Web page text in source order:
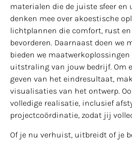
materialen die de juiste sfeer en
denken mee over akoestische
lichtplannen die comfort, rust
bevorderen. Daarnaast doen we
bieden we
uitstraling van jouw bedrijf. Om
geven van het eindresultaat,
visualisaties van het ontwerp.
volledige realisatie, inclusief
projectcoördinatie, zodat jij
Of je nu verhuist, uitbreidt of je